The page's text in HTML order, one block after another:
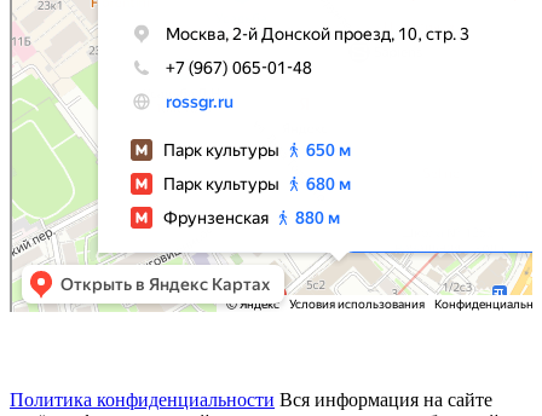
Политика конфиденциальности Вся информация на сайте